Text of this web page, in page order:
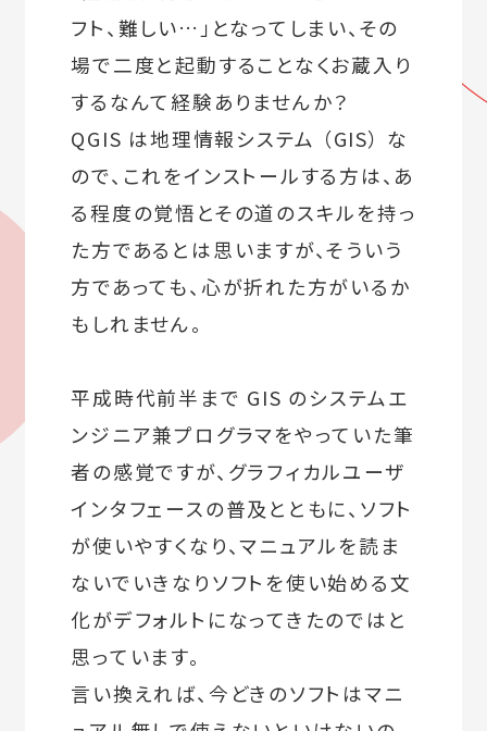
フト、難しい…」となってしまい、その
場で二度と起動することなくお蔵入り
するなんて経験ありませんか？
QGIS は地理情報システム （GIS） な
ので、これをインストールする方は、あ
る程度の覚悟とその道のスキルを持っ
た方であるとは思いますが、そういう
方であっても、心が折れた方がいるか
もしれません。
平成時代前半まで GIS のシステムエ
ンジニア兼プログラマをやっていた筆
者の感覚ですが、グラフィカルユーザ
インタフェースの普及とともに、ソフト
が使いやすくなり、マニュアルを読ま
ないでいきなりソフトを使い始める文
化がデフォルトになってきたのではと
思っています。
言い換えれば、今どきのソフトはマニ